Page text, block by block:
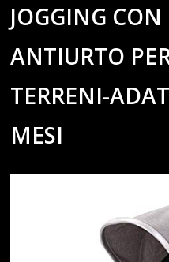
JOGGING
ANTIURTO
TERRENI-
MESI